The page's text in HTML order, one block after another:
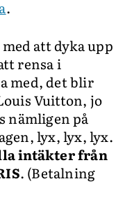
.
att dyka upp
rensa i
med, det blir
Vuitton, jo
nämligen på
lyx, lyx, lyx.
intäkter från
. (Betalning